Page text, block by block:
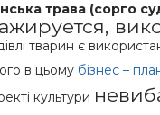
трава (сорго
тварин є
в цьому бізнес –
культури